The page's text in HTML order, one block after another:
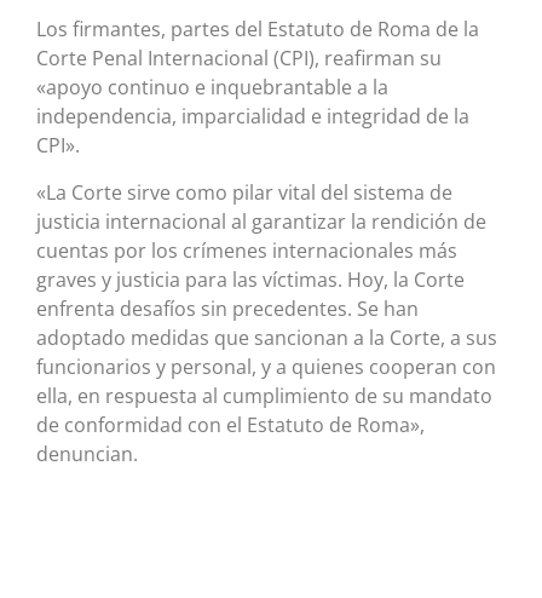
Los firmantes, partes del Estatuto de Roma de la
Corte Penal Internacional (CPI), reafirman su
«apoyo continuo e inquebrantable a la
independencia, imparcialidad e integridad de la
CPI».
«La Corte sirve como pilar vital del sistema de
justicia internacional al garantizar la rendición de
cuentas por los crímenes internacionales más
graves y justicia para las víctimas. Hoy, la Corte
enfrenta desafíos sin precedentes. Se han
adoptado medidas que sancionan a la Corte, a sus
funcionarios y personal, y a quienes cooperan con
ella, en respuesta al cumplimiento de su mandato
de conformidad con el Estatuto de Roma»,
denuncian.